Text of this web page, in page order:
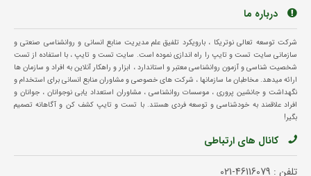
درباره ما
شرکت توسعه تعالی نوتریکا ، بارویکرد تلفیق علم مدیریت منابع انسانی و روانشناسی صنعتی و
سازمانی سایت تست و تایپ را راه اندازی نموده است. سایت تست و تایپ ، با استفاده از تست
شخصیت شناسی و آزمون روانشناسی معتبر و استاندارد ، ابزار و راهکار آنلاین به افراد و سازمان ها
ارائه میدهد. مخاطبان ما سازمانها ، شرکت های خصوصی و مشاوران منابع انسانی برای استخدام و
نگهداشت و جانشین پروری ، موسسات روانشناسی ، مشاوران استعداد یابی نوجوانان ، جوانان و
افراد علاقمند به خودشناسی و توسعه فردی هستند. با تست و تایپ کشف کن و آگاهانه تصمیم
بگیر!
کانال های ارتباطی
تلفن : 021-46116079